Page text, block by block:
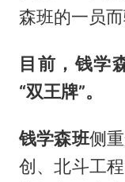
森班的一员
目前，钱学
“双王牌”。
钱学森班侧
创、北斗工